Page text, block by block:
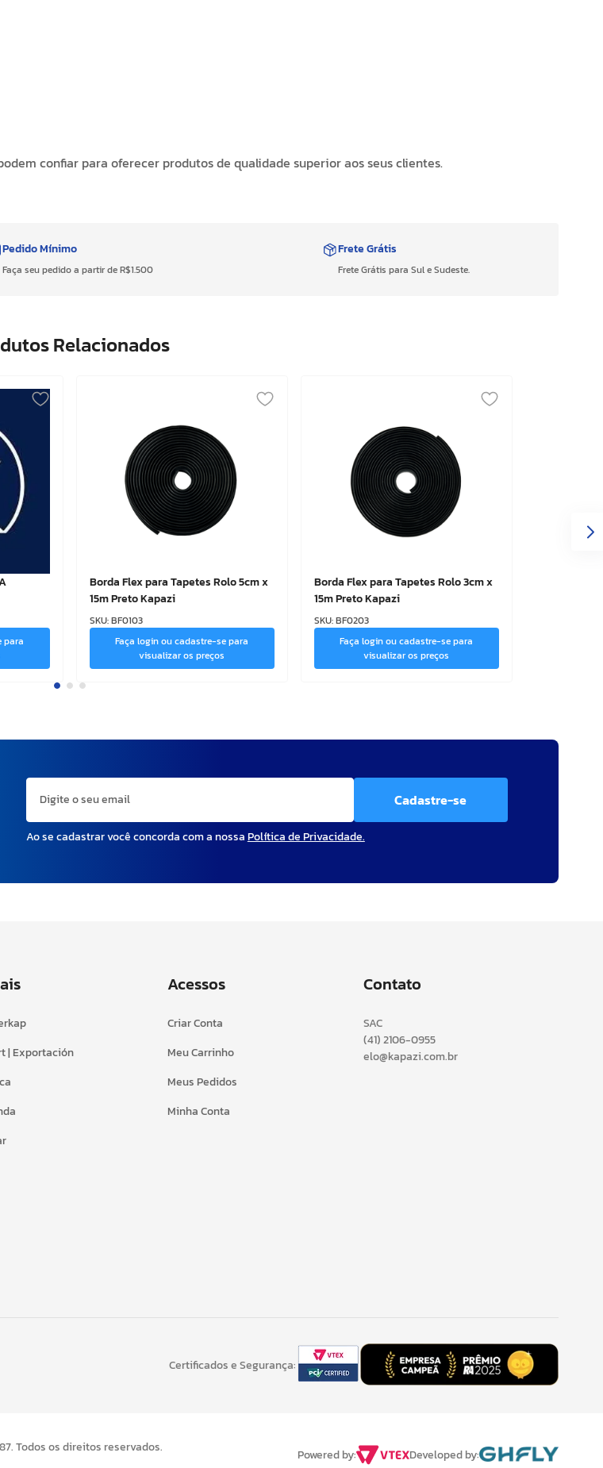
confiar para oferecer produtos de qualidade superior aos seus clientes.
Pedido Mínimo
Faça seu pedido a partir de R$1.500
Frete Grátis
Frete Grátis para Sul e Sudeste.
Relacionados
para
Borda Flex para Tapetes Rolo 5cm x
15m Preto Kapazi
SKU:BF0103
Faça login ou cadastre-se para
visualizar os preços
Borda Flex para Tapetes Rolo 3cm x
15m Preto Kapazi
SKU:BF0203
Faça login ou cadastre-se para
visualizar os preços
Cadastre-se
Ao se cadastrar você concorda com a nossaPolítica de Privacidade.
| Exportación
Acessos
Criar Conta
Meu Carrinho
Meus Pedidos
Minha Conta
Contato
SAC
(41) 2106-0955
elo@kapazi.com.br
Certificados e Segurança:
Todos os direitos reservados.
Powered by: Developed by: